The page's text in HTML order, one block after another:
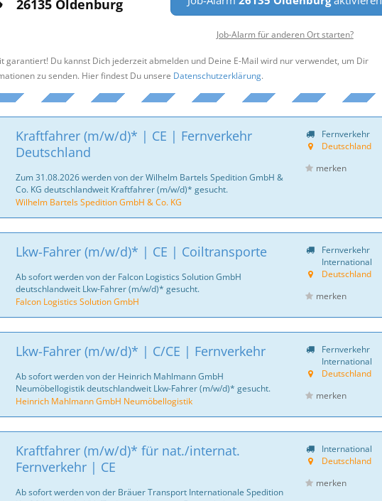
26135 Oldenburg
Job-Alarm für anderen Ort starten?
garantiert! Du kannst Dich jederzeit abmelden und Deine E-Mail wird nur verwendet, um Dir
zu senden. Hier findest Du unsere Datenschutzerklärung.
Kraftfahrer (m/w/d)* | CE | Fernverkehr
Deutschland
Zum 31.08.2026 werden von der Wilhelm Bartels Spedition GmbH &
Co. KG deutschlandweit Kraftfahrer (m/w/d)* gesucht.
Wilhelm Bartels Spedition GmbH & Co. KG
Fernverkehr
Deutschland
merken
Lkw-Fahrer (m/w/d)* | CE | Coiltransporte
Ab sofort werden von der Falcon Logistics Solution GmbH
deutschlandweit Lkw-Fahrer (m/w/d)* gesucht.
Falcon Logistics Solution GmbH
Fernverkehr
International
Deutschland
merken
Lkw-Fahrer (m/w/d)* | C/CE | Fernverkehr
Ab sofort werden von der Heinrich Mahlmann GmbH
Neumöbellogistik deutschlandweit Lkw-Fahrer (m/w/d)* gesucht.
Heinrich Mahlmann GmbH Neumöbellogistik
Fernverkehr
International
Deutschland
merken
Kraftfahrer (m/w/d)* für nat./internat.
Fernverkehr | CE
Ab sofort werden von der Bräuer Transport Internationale Spedition
International
Deutschland
merken